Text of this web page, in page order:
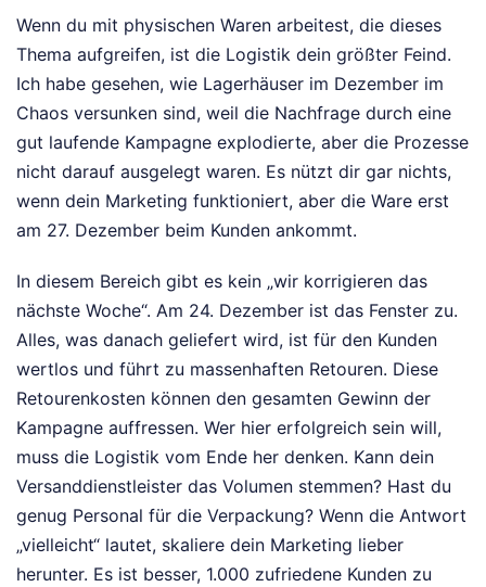
Wenn du mit physischen Waren arbeitest, die dieses
Thema aufgreifen, ist die Logistik dein größter Feind.
Ich habe gesehen, wie Lagerhäuser im Dezember im
Chaos versunken sind, weil die Nachfrage durch eine
gut laufende Kampagne explodierte, aber die Prozesse
nicht darauf ausgelegt waren. Es nützt dir gar nichts,
wenn dein Marketing funktioniert, aber die Ware erst
am 27. Dezember beim Kunden ankommt.
In diesem Bereich gibt es kein „wir korrigieren das
nächste Woche“. Am 24. Dezember ist das Fenster zu.
Alles, was danach geliefert wird, ist für den Kunden
wertlos und führt zu massenhaften Retouren. Diese
Retourenkosten können den gesamten Gewinn der
Kampagne auffressen. Wer hier erfolgreich sein will,
muss die Logistik vom Ende her denken. Kann dein
Versanddienstleister das Volumen stemmen? Hast du
genug Personal für die Verpackung? Wenn die Antwort
„vielleicht“ lautet, skaliere dein Marketing lieber
herunter. Es ist besser, 1.000 zufriedene Kunden zu